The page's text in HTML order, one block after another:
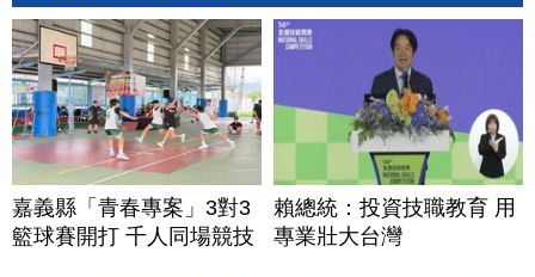
嘉義縣「青春專案」3對3
籃球賽開打 千人同場競技
賴總統：投資技職教育 用
專業壯大台灣